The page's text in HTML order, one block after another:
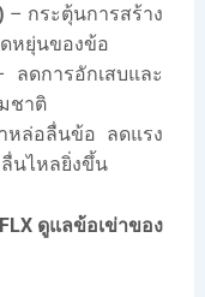
– กระตุ้นการสร้าง
ดหยุ่นของข้อ
ดการอักเสบและ
ชาติ
หล่อลื่นข้อ ลดแรง
นไหลยิ่งขึ้น
ดูแลข้อเข่าของ